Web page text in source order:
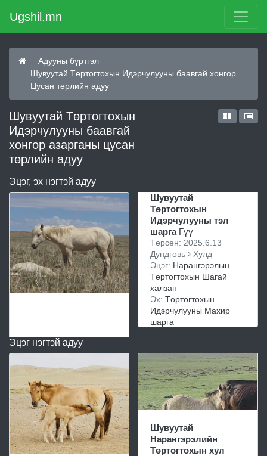
Ugshil.mn
Адууны бүртгэл
Шувуутай Төртогтохын Идэрчулууны баавгай хонгор
Цусан төрлийн адуу
Шувуутай Төртогтохын
Идэрчулууны баавгай
хонгор азарганы цусан
төрлийн адуу
Эцэг, эх нэгтэй адуу
Шувуутай
Төртогтохын
Идэрчулууны тэл
шаргаГүү
Төрсөн: 2025.6.13
Дундговь
Хулд
Эцэг: Нарангэрэлын
Төртогтохын Шагай
халзан
Эх: Төртогтохын
Идэрчулууны Махир
шарга
Эцэг нэгтэй адуу
Шувуутай
Нарангэрэлийн
Төртогтохын хул